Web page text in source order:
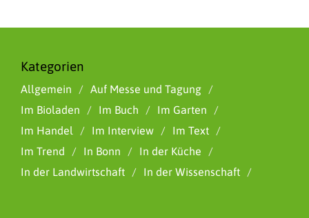
Kategorien
Allgemein
Auf Messe und Tagung
Im Bioladen
Im Buch
Im Garten
Im Handel
Im Interview
Im Text
Im Trend
In Bonn
In der Küche
In der Landwirtschaft
In der Wissenschaft